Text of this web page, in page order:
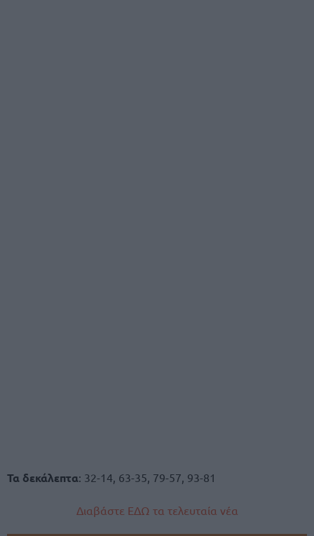
Τα δεκάλεπτα: 32-14, 63-35, 79-57, 93-81
Διαβάστε ΕΔΩ τα τελευταία νέα